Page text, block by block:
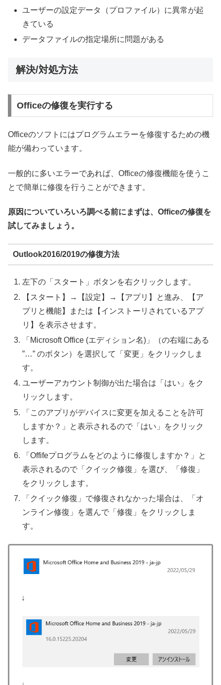
ユーザーの設定データ（プロファイル）に異常が起
きている
データファイルの指定場所に問題がある
解決/対処方法
Officeの修復を実行する
Officeのソフトにはプログラムエラーを修復するための機
能が備わっています。
一般的に多いエラーであれば、Officeの修復機能を使うこ
とで簡単に修復を行うことができます。
原因についていろいろ調べる前にまずは、Officeの修復を
試してみましょう。
Outlook2016/2019の修復方法
左下の「スタート」ボタンを右クリックします。
【スタート】→【設定】→【アプリ】と進み、【ア
プリと機能】または【インストーリされているアプ
リ】を表示させます。
「Microsoft Office (エディション名)」（の右端にある
”…” のボタン）を選択して「変更」をクリックしま
す。
ユーザーアカウント制御が出た場合は「はい」をク
リックします。
「このアプリがデバイスに変更を加えることを許可
しますか？」と表示されるので「はい」をクリック
します。
「Offifeプログラムをどのように修復しますか？」と
表示されるので「クイック修復」を選び、「修復」
をクリックします。
「クイック修復」で修復されなかった場合は、「オ
ンライン修復」を選んで「修復」をクリックしま
す。
↓